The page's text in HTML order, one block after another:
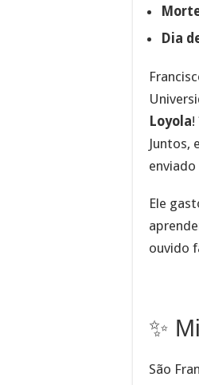
Dia
Loyola!
Juntos,
Ele
ouvido
✨
São